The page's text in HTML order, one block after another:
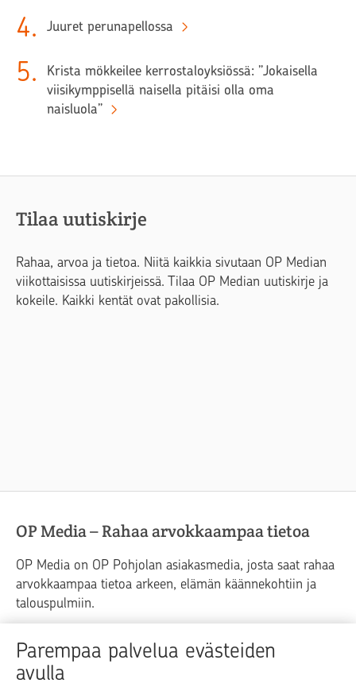
Parempaa palvelua evästeiden
avulla
4. Juuret perunapellossa
5.
Krista mökkeilee kerrostaloyksiössä: ”Jokaisella
viisikymppisellä naisella pitäisi olla oma
naisluola”
Tilaa uutiskirje
Rahaa, arvoa ja tietoa. Niitä kaikkia sivutaan OP Median
viikottaisissa uutiskirjeissä. Tilaa OP Median uutiskirje ja
kokeile. Kaikki kentät ovat pakollisia.
OP Media – Rahaa arvokkaampaa tietoa
OP Media on OP Pohjolan asiakasmedia, josta saat rahaa
arvokkaampaa tietoa arkeen, elämän käännekohtiin ja
talouspulmiin.
Raha Elämä
Yrityselämä
Blogit ja puheenvuorot